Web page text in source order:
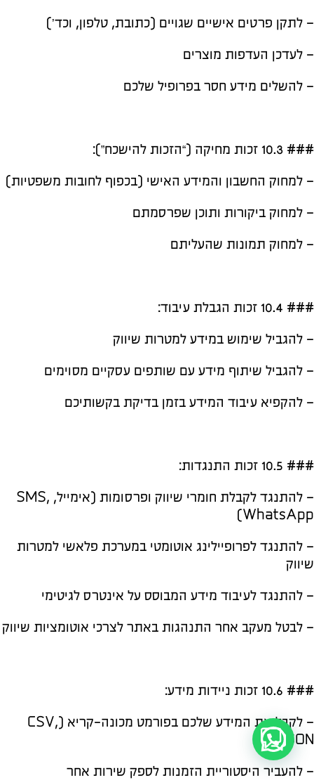
– לתקן פרטים אישיים שגויים (כתובת, טלפון, וכד’)
– לעדכן העדפות מוצרים
– להשלים מידע חסר בפרופיל שלכם
### 10.3 זכות מחיקה (“הזכות להישכח”):
– למחוק החשבון והמידע האישי (בכפוף לחובות משפטיות)
– למחוק ביקורות ותוכן שפרסמתם
– למחוק תמונות שהעליתם
### 10.4 זכות הגבלת עיבוד:
– להגביל שימוש במידע למטרות שיווק
– להגביל שיתוף מידע עם שותפים עסקיים מסוימים
– להקפיא עיבוד המידע בזמן בדיקת בקשותיכם
### 10.5 זכות התנגדות:
– להתנגד לקבלת חומרי שיווק ופרסומות (אימייל, SMS,
WhatsApp)
– להתנגד לפרופיילינג אוטומטי במערכת פלאשי למטרות
שיווק
– להתנגד לעיבוד מידע המבוסס על אינטרס לגיטימי
– לבטל מעקב אחר התנהגות באתר לצרכי אוטומציות שיווק
### 10.6 זכות ניידות מידע:
– לקבל את המידע שלכם בפורמט מכונה-קריא (CSV,
JSON)
– להעביר היסטוריית הזמנות לספק שירות אחר